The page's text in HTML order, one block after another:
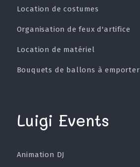
Location de costumes
Organisation de feux d'artifice
Location de matériel
Bouquets de ballons à emporter
Luigi Events
Animation DJ